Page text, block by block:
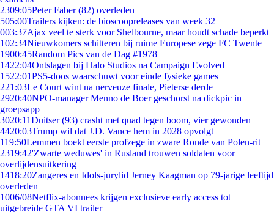
2309:05Peter Faber (82) overleden
505:00Trailers kijken: de bioscoopreleases van week 32
003:37Ajax veel te sterk voor Shelbourne, maar houdt schade beperkt
102:34Nieuwkomers schitteren bij ruime Europese zege FC Twente
1900:45Random Pics van de Dag #1978
1422:04Ontslagen bij Halo Studios na Campaign Evolved
1522:01PS5-doos waarschuwt voor einde fysieke games
221:03Le Court wint na nerveuze finale, Pieterse derde
2920:40NPO-manager Menno de Boer geschorst na dickpic in
groepsapp
3020:11Duitser (93) crasht met quad tegen boom, vier gewonden
4420:03Trump wil dat J.D. Vance hem in 2028 opvolgt
119:50Lemmen boekt eerste profzege in zware Ronde van Polen-rit
2319:42'Zwarte weduwes' in Rusland trouwen soldaten voor
overlijdensuitkering
1418:20Zangeres en Idols-jurylid Jerney Kaagman op 79-jarige leeftijd
overleden
1006/08Netflix-abonnees krijgen exclusieve early access tot
uitgebreide GTA VI trailer